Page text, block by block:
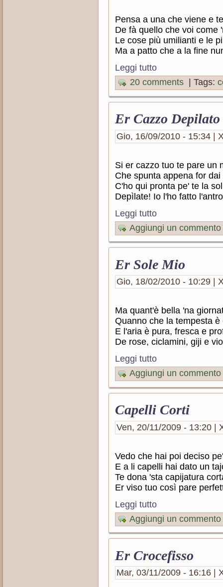
Pensa a una che viene e
De fà quello che voi come
Le cose più umilianti e le
Ma a patto che a la fine
Leggi tutto
20 comments | Tags:
Er Cazzo Depilato
Gio, 16/09/2010 - 15:34 |
Si er cazzo tuo te pare un
Che spunta appena for dai
C'ho qui pronta pe' te la
Depìlate! Io l'ho fatto
Leggi tutto
Aggiungi un commento
Er Sole Mio
Gio, 18/02/2010 - 10:29 |
Ma quant'è bella 'na
Quanno che la tempesta è
E l'aria è pura, fresca e
De rose, ciclamini, giji e
Leggi tutto
Aggiungi un commento
Capelli Corti
Ven, 20/11/2009 - 13:20 |
Vedo che hai poi deciso
E a li capelli hai dato un
Te dona 'sta capijatura
Er viso tuo così pare
Leggi tutto
Aggiungi un commento
Er Crocefisso
Mar, 03/11/2009 - 16:16 |